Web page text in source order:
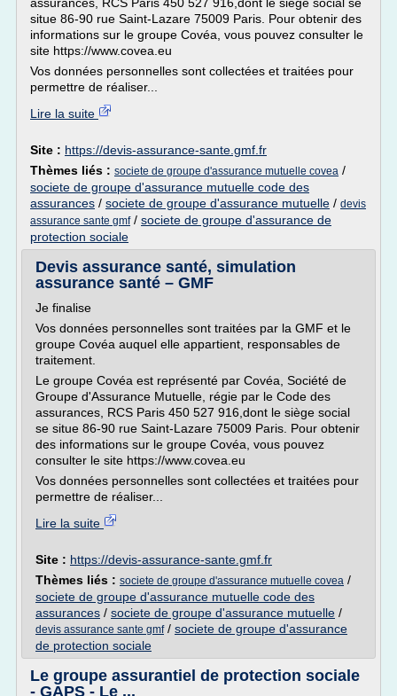
situe 86-90 rue Saint-Lazare 75009 Paris. Pour obtenir des
informations sur le groupe Covéa, vous pouvez consulter le
site https://www.covea.eu
Vos données personnelles sont collectées et traitées pour
permettre de réaliser...
Lire la suite
Site : https://devis-assurance-sante.gmf.fr
Thèmes liés : societe de groupe d'assurance mutuelle covea /
societe de groupe d'assurance mutuelle code des
assurances / societe de groupe d'assurance mutuelle / devis
assurance sante gmf/ societe de groupe d'assurance de
protection sociale
Devis assurance santé, simulation
assurance santé – GMF
Je finalise
Vos données personnelles sont traitées par la GMF et le
groupe Covéa auquel elle appartient, responsables de
traitement.
Le groupe Covéa est représenté par Covéa, Société de
Groupe d'Assurance Mutuelle, régie par le Code des
assurances, RCS Paris 450 527 916,dont le siège social
se situe 86-90 rue Saint-Lazare 75009 Paris. Pour obtenir
des informations sur le groupe Covéa, vous pouvez
consulter le site https://www.covea.eu
Vos données personnelles sont collectées et traitées pour
permettre de réaliser...
Lire la suite
Site : https://devis-assurance-sante.gmf.fr
Thèmes liés : societe de groupe d'assurance mutuelle covea /
societe de groupe d'assurance mutuelle code des
assurances / societe de groupe d'assurance mutuelle /
devis assurance sante gmf/ societe de groupe d'assurance
de protection sociale
Le groupe assurantiel de protection sociale
- GAPS - Le ...